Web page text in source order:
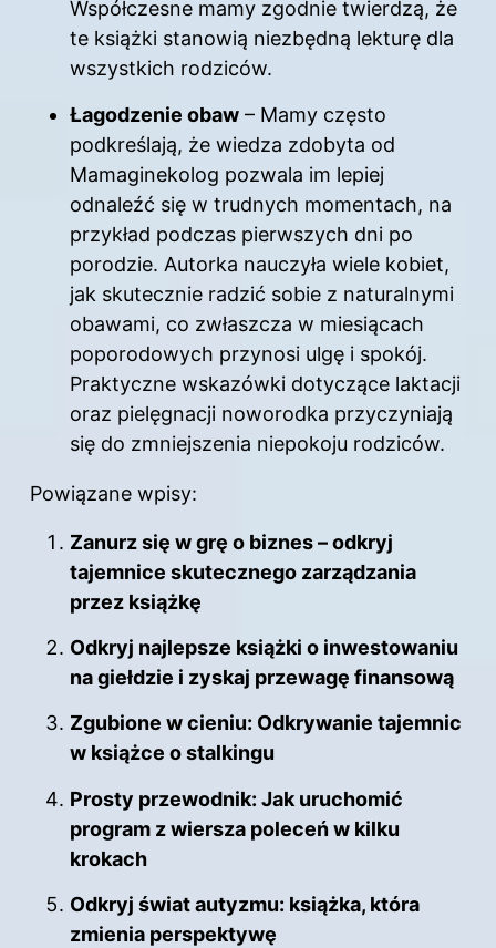
Współczesne mamy zgodnie twierdzą, że
te książki stanowią niezbędną lekturę dla
wszystkich rodziców.
Łagodzenie obaw – Mamy często
podkreślają, że wiedza zdobyta od
Mamaginekolog pozwala im lepiej
odnaleźć się w trudnych momentach, na
przykład podczas pierwszych dni po
porodzie. Autorka nauczyła wiele kobiet,
jak skutecznie radzić sobie z naturalnymi
obawami, co zwłaszcza w miesiącach
poporodowych przynosi ulgę i spokój.
Praktyczne wskazówki dotyczące laktacji
oraz pielęgnacji noworodka przyczyniają
się do zmniejszenia niepokoju rodziców.
Powiązane wpisy:
Zanurz się w grę o biznes – odkryj
tajemnice skutecznego zarządzania
przez książkę
Odkryj najlepsze książki o inwestowaniu
na giełdzie i zyskaj przewagę finansową
Zgubione w cieniu: Odkrywanie tajemnic
w książce o stalkingu
Prosty przewodnik: Jak uruchomić
program z wiersza poleceń w kilku
krokach
Odkryj świat autyzmu: książka, która
zmienia perspektywę